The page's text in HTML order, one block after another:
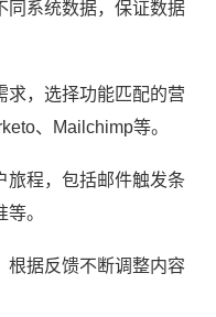
同系统数据，保证数据
求，选择功能匹配的营
、Mailchimp等。
旅程，包括邮件触发条
。
根据反馈不断调整内容